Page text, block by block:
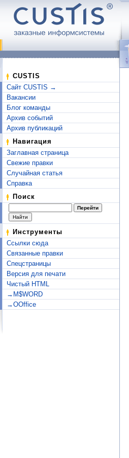
CUSTIS
Сайт CUSTIS →
Вакансии
Блог команды
Архив событий
Архив публикаций
Навигация
Заглавная страница
Свежие правки
Случайная статья
Справка
Поиск
Инструменты
Ссылки сюда
Связанные правки
Спецстраницы
Версия для печати
Чистый HTML
→M$WORD
→OOffice